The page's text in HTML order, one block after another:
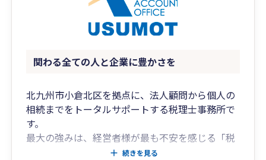
関わる全ての人と企業に豊かさを
北九州市小倉北区を拠点に、法人顧問から個人の
相続までをトータルサポートする税理士事務所で
す。
最大の強みは、経営者様が最も不安を感じる「税
務調査」への圧倒的な対応力。
続きを見る